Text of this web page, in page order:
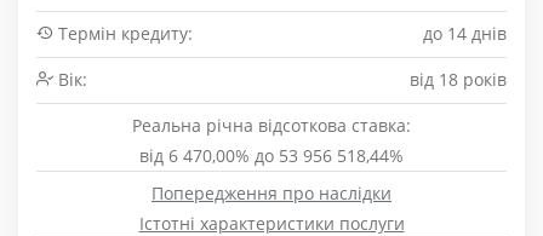
Термін кредиту:
до 14 днів
Вік:
від 18 років
Реальна річна відсоткова ставка:
від 6 470,00% до 53 956 518,44%
Попередження про наслідки
Істотні характеристики послуги